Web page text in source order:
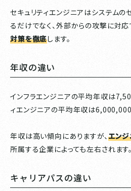
セキュリティエンジニアはシステムの
るだけでなく、外部からの攻撃に対応
対策を徹底します。
年収の違い
インフラエンジニアの平均年収は
ィエンジニアの平均年収は6,000,000
年収は高い傾向にありますが、 エン
所属する企業によっても左右されます。
キャリアパスの違い